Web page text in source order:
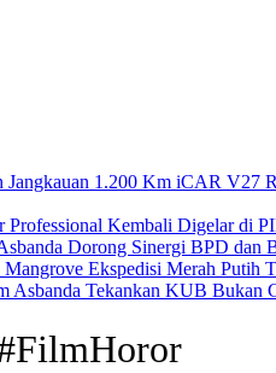
iCAR V27
Kembali Digelar di
Dorong Sinergi BPD dan
Ekspedisi Merah Putih
Asbanda Tekankan KUB Bukan